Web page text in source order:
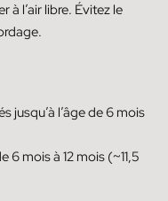
à l’air libre. Évitez le
jusqu’à l’âge de 6 mois
mois à 12 mois (~11,5